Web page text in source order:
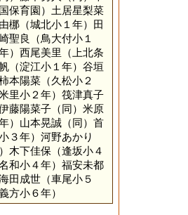
保育園）土居星梨菜
梛（城北小１年）田
聖良（鳥大付小１
）西尾美里（上北条
（淀江小１年）谷垣
本陽菜（久松小２
里小２年）筏津真子
藤陽菜子（同）米原
）山本晃誠（同）首
３年）河野あかり
木下佳保（逢坂小４
和小４年）福安未都
田成世（車尾小５
方小６年）